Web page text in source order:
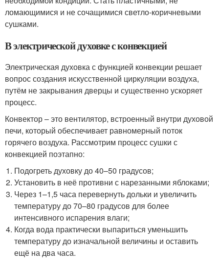
ломающимися и не сочащимися светло-коричневыми
сушками.
В электрической духовке с конвекцией
Электрическая духовка с функцией конвекции решает
вопрос создания искусственной циркуляции воздуха,
путём не закрывания дверцы и существенно ускоряет
процесс.
Конвектор – это вентилятор, встроенный внутри духовой
печи, который обеспечивает равномерный поток
горячего воздуха. Рассмотрим процесс сушки с
конвекцией поэтапно:
Подогреть духовку до 40–50 градусов;
Установить в неё противни с нарезанными яблоками;
Через 1–1,5 часа перевернуть дольки и увеличить
температуру до 70–80 градусов для более
интенсивного испарения влаги;
Когда вода практически выпариться уменьшить
температуру до изначальной величины и оставить
ещё на два часа.